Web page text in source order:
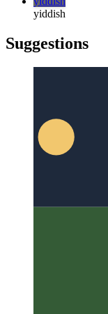
русский
русский
türkçe
yiddish